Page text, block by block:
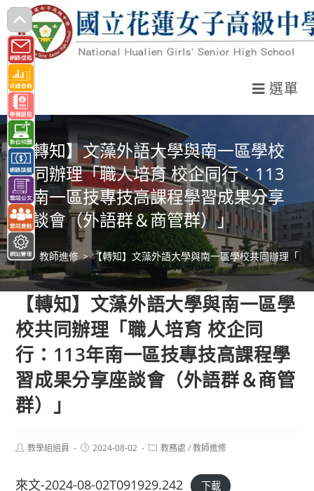
跳
轉
至
主
要
內
容
選單
【轉知】文藻外語大學與南一區學校
共同辦理「職人培育 校企同行：113
年南一區技專技高課程學習成果分享
座談會（外語群＆商管群）」
> 教師進修 > 【轉知】文藻外語大學與南一區學校共同辦理「
【轉知】文藻外語大學與南一區學
校共同辦理「職人培育 校企同
行：113年南一區技專技高課程學
習成果分享座談會（外語群＆商管
群）」
Post教學組組員
Post2024-08-02
Post教務處 / 教師進修
來文-2024-08-02T091929.242 下載